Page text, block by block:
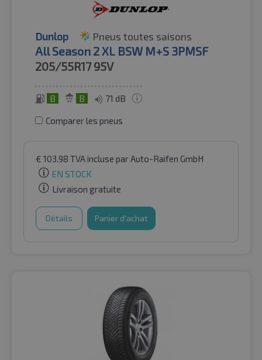
Dunlop Pneus toutes saisons
All Season 2 XL BSW M+S 3PMSF
205/55R17 95V
B B 71 dB
Comparer les pneus
€ 103.98 TVA incluse par Auto-Raifen GmbH
EN STOCK
Livraison gratuite
Détails Panier d'achat